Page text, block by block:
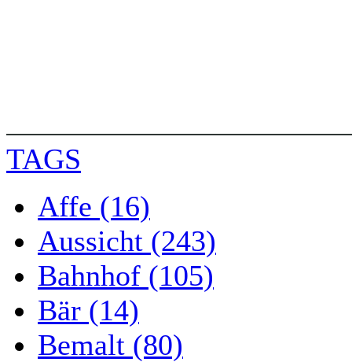
TAGS
Affe (16)
Aussicht (243)
Bahnhof (105)
Bär (14)
Bemalt (80)